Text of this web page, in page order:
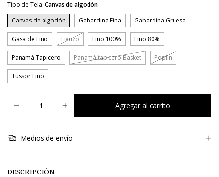
Tipo de Tela: Canvas de algodón
Canvas de algodón
Gabardina Fina Gabardina Gruesa
Gasa de Lino Lienzo Lino 100% Lino 80%
Panamá Tapicero Panamá tapicero Basket Poplin
Tussor Fino
Medios de envío
DESCRIPCIÓN